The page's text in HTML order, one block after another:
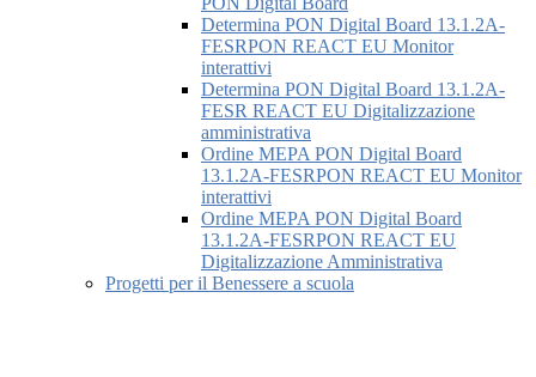
Determina PON Digital Board 13.1.2A-
FESRPON REACT EU Monitor
interattivi
Determina PON Digital Board 13.1.2A-
FESR REACT EU Digitalizzazione
amministrativa
Ordine MEPA PON Digital Board
13.1.2A-FESRPON REACT EU Monitor
interattivi
Ordine MEPA PON Digital Board
13.1.2A-FESRPON REACT EU
Digitalizzazione Amministrativa
Progetti per il Benessere a scuola